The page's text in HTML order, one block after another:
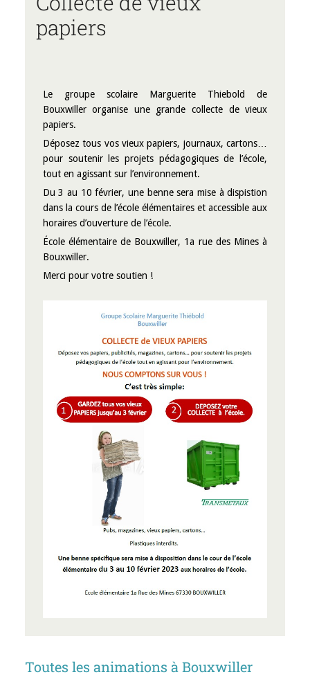
papiers
Le groupe scolaire Marguerite Thiebold de
Bouxwiller organise une grande collecte de vieux
papiers.
Déposez tous vos vieux papiers, journaux, cartons…
pour soutenir les projets pédagogiques de l’école,
tout en agissant sur l’environnement.
Du 3 au 10 février, une benne sera mise à dispistion
dans la cours de l’école élémentaires et accessible aux
horaires d’ouverture de l’école.
École élémentaire de Bouxwiller, 1a rue des Mines à
Bouxwiller.
Merci pour votre soutien !
Toutes les animations à Bouxwiller